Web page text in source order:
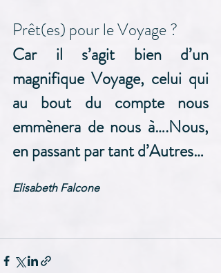
Prêt(es) pour le Voyage ?
Car il s’agit bien d’un
magnifique Voyage, celui qui
au bout du compte nous
emmènera de nous à….Nous,
en passant par tant d’Autres…
Elisabeth Falcone